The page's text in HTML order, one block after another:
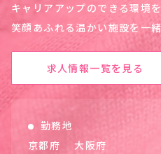
キャリアアップのできる環境を
笑顔あふれる温かい施設を一
求人情報一覧を見る
勤務地
京都府
大阪府